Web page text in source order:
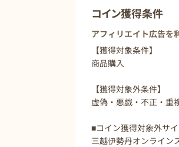
コイン獲得条件
アフィリエイト広告を
【獲得対象条件】
商品購入
【獲得対象外条件】
虚偽・悪戯・不正・重
■コイン獲得対象外サ
三越伊勢丹オンライン